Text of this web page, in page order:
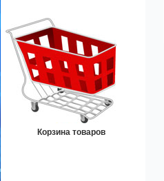
Корзина товаров